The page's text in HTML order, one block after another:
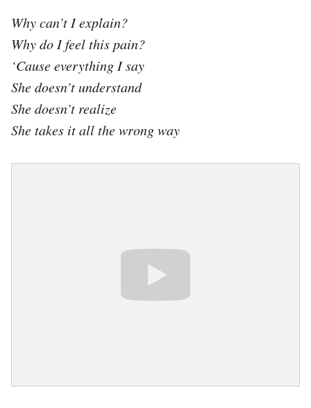
Why can’t I explain?
Why do I feel this pain?
‘Cause everything I say
She doesn’t understand
She doesn’t realize
She takes it all the wrong way